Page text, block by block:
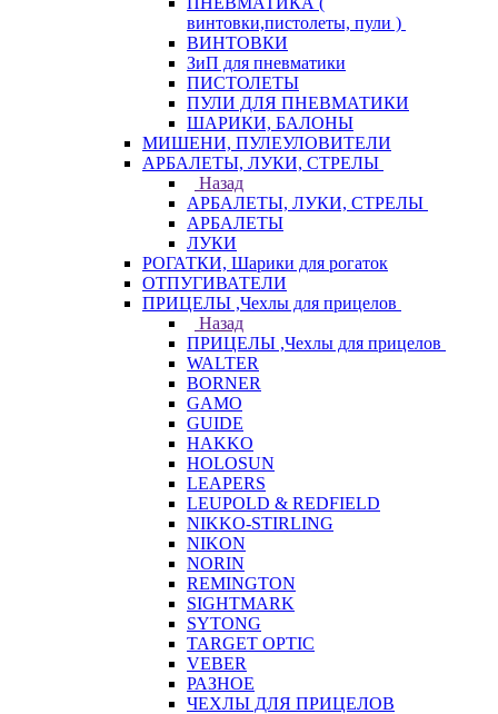
винтовки,пистолеты, пули )
ВИНТОВКИ
ЗиП для пневматики
ПИСТОЛЕТЫ
ПУЛИ ДЛЯ ПНЕВМАТИКИ
ШАРИКИ, БАЛОНЫ
МИШЕНИ, ПУЛЕУЛОВИТЕЛИ
АРБАЛЕТЫ, ЛУКИ, СТРЕЛЫ
Назад
АРБАЛЕТЫ, ЛУКИ, СТРЕЛЫ
АРБАЛЕТЫ
ЛУКИ
РОГАТКИ, Шарики для рогаток
ОТПУГИВАТЕЛИ
ПРИЦЕЛЫ ,Чехлы для прицелов
Назад
ПРИЦЕЛЫ ,Чехлы для прицелов
WALTER
BORNER
GAMO
GUIDE
HAKKO
HOLOSUN
LEAPERS
LEUPOLD & REDFIELD
NIKKO-STIRLING
NIKON
NORIN
REMINGTON
SIGHTMARK
SYTONG
TARGET OPTIC
VEBER
РАЗНОЕ
ЧЕХЛЫ ДЛЯ ПРИЦЕЛОВ